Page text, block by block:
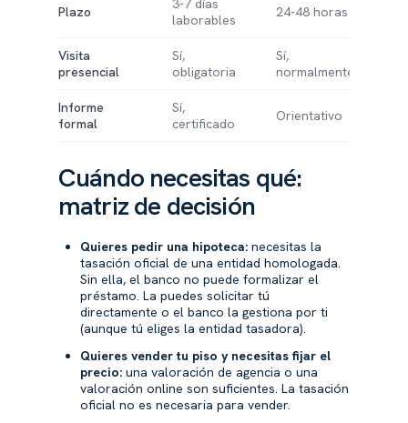
Plazo
3-7 días
laborables
24-48 horas
Visita
presencial
Sí,
obligatoria
Sí,
normalmente
Informe
formal
Sí,
certificado
Orientativo
Cuándo necesitas qué:
matriz de decisión
Quieres pedir una hipoteca: necesitas la
tasación oficial de una entidad homologada.
Sin ella, el banco no puede formalizar el
préstamo. La puedes solicitar tú
directamente o el banco la gestiona por ti
(aunque tú eliges la entidad tasadora).
Quieres vender tu piso y necesitas fijar el
precio: una valoración de agencia o una
valoración online son suficientes. La tasación
oficial no es necesaria para vender.